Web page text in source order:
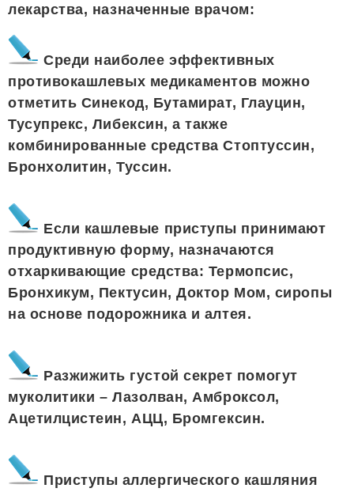
лекарства, назначенные врачом:
Среди наиболее эффективных
противокашлевых медикаментов можно
отметить Синекод, Бутамират, Глауцин,
Тусупрекс, Либексин, а также
комбинированные средства Стоптуссин,
Бронхолитин, Туссин.
Если кашлевые приступы принимают
продуктивную форму, назначаются
отхаркивающие средства: Термопсис,
Бронхикум, Пектусин, Доктор Мом, сиропы
на основе подорожника и алтея.
Разжижить густой секрет помогут
муколитики – Лазолван, Амброксол,
Ацетилцистеин, АЦЦ, Бромгексин.
Приступы аллергического кашляния